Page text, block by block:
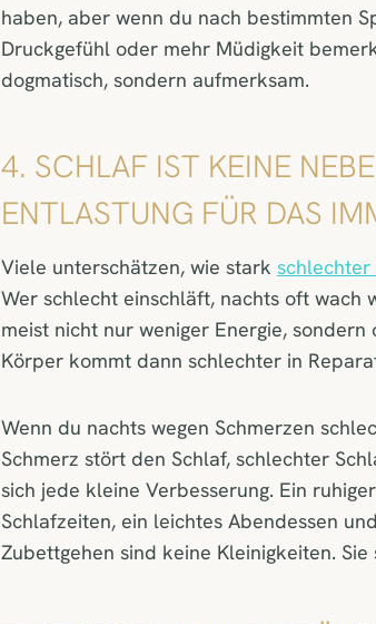
haben, aber wenn du nach bestimmten
Druckgefühl oder mehr Müdigkeit
dogmatisch, sondern aufmerksam.
4. SCHLAF IST KEINE
ENTLASTUNG FÜR DAS
Viele unterschätzen, wie stark schlechter
Wer schlecht einschläft, nachts oft wach
meist nicht nur weniger Energie,
Körper kommt dann schlechter in
Wenn du nachts wegen Schmerzen
Schmerz stört den Schlaf, schlechter
sich jede kleine Verbesserung. Ein
Schlafzeiten, ein leichtes Abendessen
Zubettgehen sind keine Kleinigkeiten.